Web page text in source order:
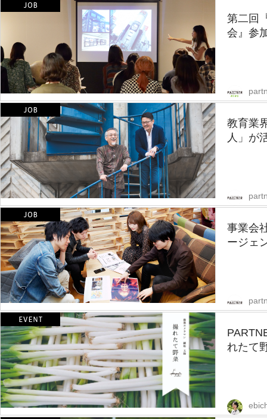
第二回
会』参
教育業
人」が
事業会
ージェ
れたて